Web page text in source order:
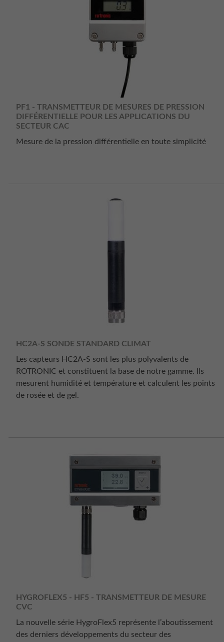
PF1 - TRANSMETTEUR DE MESURES DE PRESSION
DIFFÉRENTIELLE POUR LES APPLICATIONS DU
SECTEUR CAC
Mesure de la pression différentielle en toute simplicité
HC2A-S SONDE STANDARD CLIMAT
Les capteurs HC2A-S sont les plus polyvalents de
ROTRONIC et constituent la base de notre gamme. Ils
mesurent humidité et température et calculent les points
de rosée et de gel.
HYGROFLEX5 - HF5 - TRANSMETTEUR DE MESURE
CVC
La nouvelle série HygroFlex5 représente l’aboutissement
des derniers développements du secteur des